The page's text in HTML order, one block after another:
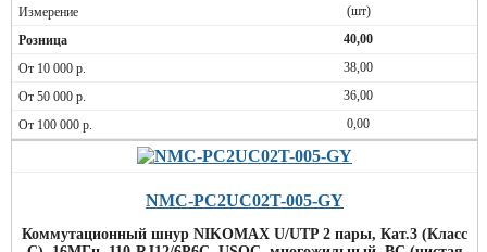
(шт)
40,00
38,00
36,00
0,00
NMC-PC2UC02T-005-GY
Коммутационный шнур NIKOMAX U/UTP 2 пары, Кат.3 (Класс